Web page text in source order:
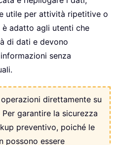
utile per attività ripetitive o
è adatto agli utenti che
di dati e devono
senza
direttamente su
garantire la sicurezza
preventivo, poiché le
possono essere